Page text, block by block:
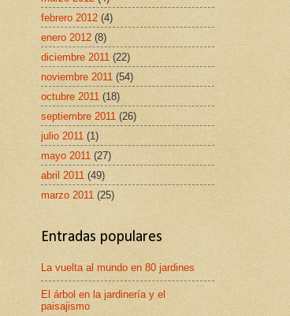
febrero 2012 (4)
enero 2012 (8)
diciembre 2011 (22)
noviembre 2011 (54)
octubre 2011 (18)
septiembre 2011 (26)
julio 2011 (1)
mayo 2011 (27)
abril 2011 (49)
marzo 2011 (25)
Entradas populares
La vuelta al mundo en 80 jardines
El árbol en la jardinería y el
paisajismo